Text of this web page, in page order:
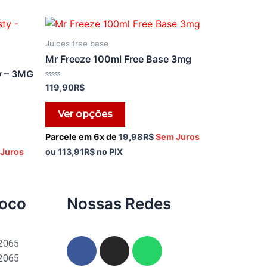
– 3MG
Juices free base
Mr Freeze 100ml Free Base 3mg
Avaliação
0
de
119,90R$
Ver opções
Parcele em 6x de 19,98R$Sem Juros
ou 113,91R$no PIX
Nossas Redes